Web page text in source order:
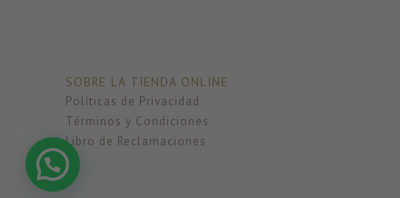
SOBRE LA TIENDA ONLINE
Políticas de Privacidad
Términos y Condiciones
Libro de Reclamaciones